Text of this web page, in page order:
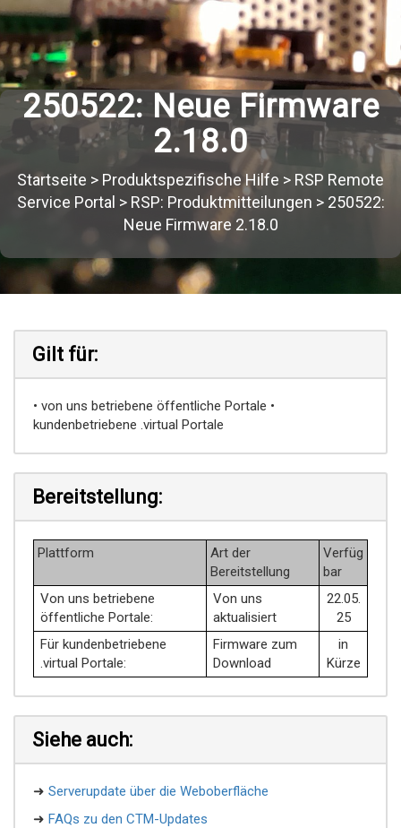
250522: Neue Firmware
2.18.0
Startseite > Produktspezifische Hilfe > RSP Remote
Service Portal > RSP: Produktmitteilungen > 250522:
Neue Firmware 2.18.0
Gilt für:
• von uns betriebene öffentliche Portale •
kundenbetriebene .virtual Portale
Bereitstellung:
Plattform
Art der
Bereitstellung
Verfüg
bar
Von uns betriebene
öffentliche Portale:
Von uns
aktualisiert
22.05.
25
Für kundenbetriebene
.virtual Portale:
Firmware zum
Download
in
Kürze
Siehe auch:
➜ Serverupdate über die Weboberfläche
➜ FAQs zu den CTM-Updates